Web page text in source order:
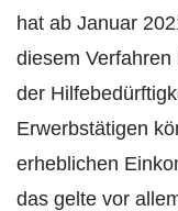
hat ab Januar
diesem
der
Erwerbstätigen
erheblichen
das gelte vor